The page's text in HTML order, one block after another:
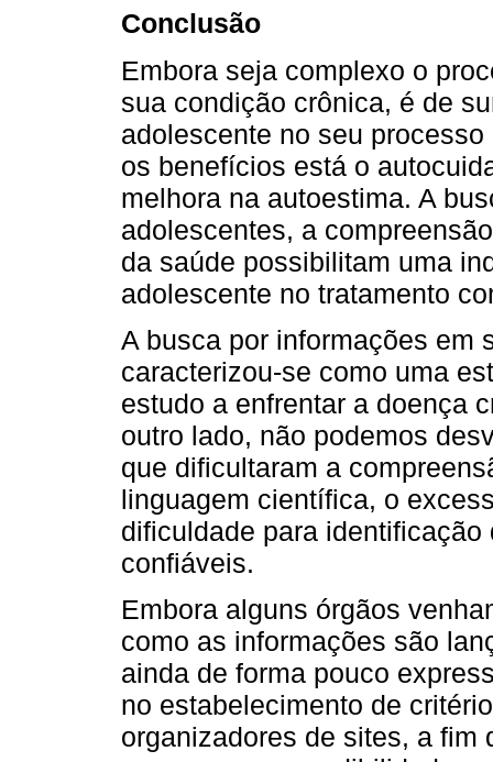
Conclusão
Embora seja complexo o
sua condição crônica, é de
adolescente no seu
os benefícios está o
melhora na autoestima. A
adolescentes, a
da saúde possibilitam uma
adolescente no tratamento
A busca por informações em
caracterizou-se como uma
estudo a enfrentar a doença
outro lado, não podemos
que dificultaram a
linguagem científica, o
dificuldade para
confiáveis.
Embora alguns órgãos
como as informações são
ainda de forma pouco
no estabelecimento de
organizadores de sites, a fim